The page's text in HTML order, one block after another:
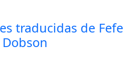
traducidas de Fefe
Dobson